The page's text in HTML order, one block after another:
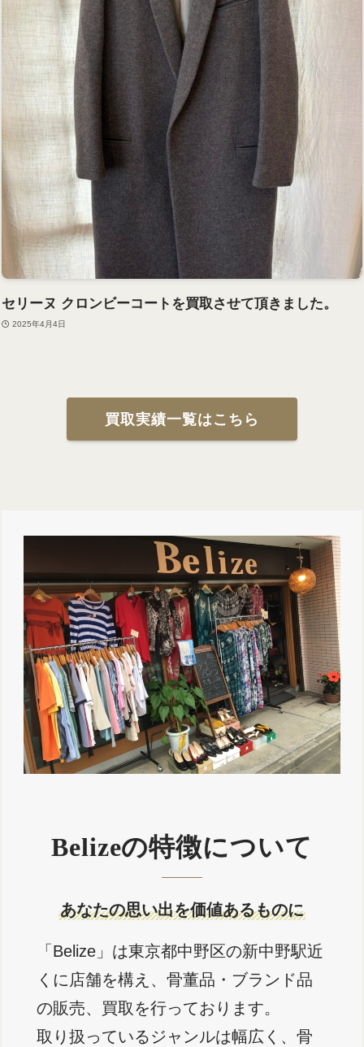
セリーヌ クロンビーコートを買取させて頂きました。
2025年4月4日
買取実績一覧はこちら
Belizeの特徴について
あなたの思い出を価値あるものに
「Belize」は東京都中野区の新中野駅近
くに店舗を構え、骨董品・ブランド品
の販売、買取を行っております。
取り扱っているジャンルは幅広く、骨